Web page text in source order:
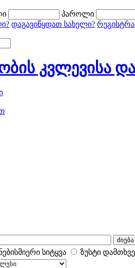
პაროლი
დაგავიწყდათ სახელი?
კვლევისა
ძიება
სიტყვა
ზუსტი